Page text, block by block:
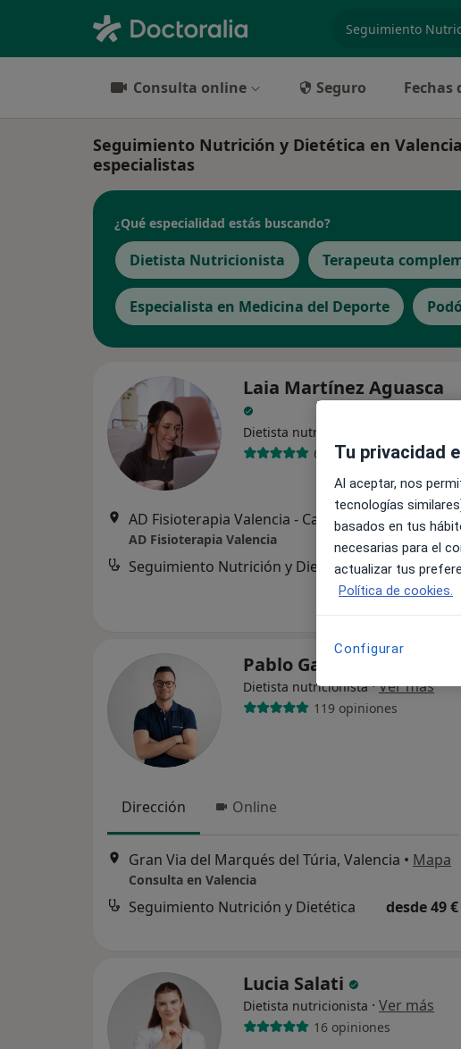
especialidad,
Consulta online Seguro Fechas
Seguimiento Nutrición y Dietética en
especialistas
¿Qué especialidad estás buscando?
Dietista Nutricionista Terapeuta
Especialista en Medicina del Deporte
Laia Martínez Aguasca
Dietista nutricionista
66 opiniones
AD Fisioterapia Valencia - Calle Campoamor n13, Valencia • Mapa
AD Fisioterapia Valencia
Seguimiento Nutrición y Dietética 50 €
Pablo García Gómez
Dietista nutricionista·Ver más
119 opiniones
Dirección Online
Gran Via del Marqués del Túria, Valencia • Mapa
Consulta en Valencia
Seguimiento Nutrición y Dietética desde 49 €
Lucia Salati
Dietista nutricionista · Ver más
16 opiniones
Tu privacidad
Al aceptar, nos
tecnologías
basados en tus
necesarias para el
actualizar tus
Política de cookies.
Configurar